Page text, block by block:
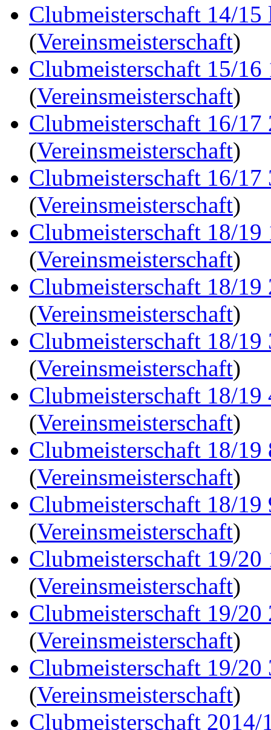
Clubmeisterschaft 14/15
(Vereinsmeisterschaft)
Clubmeisterschaft 15/16
(Vereinsmeisterschaft)
Clubmeisterschaft 16/17
(Vereinsmeisterschaft)
Clubmeisterschaft 16/17
(Vereinsmeisterschaft)
Clubmeisterschaft 18/19
(Vereinsmeisterschaft)
Clubmeisterschaft 18/19
(Vereinsmeisterschaft)
Clubmeisterschaft 18/19
(Vereinsmeisterschaft)
Clubmeisterschaft 18/19
(Vereinsmeisterschaft)
Clubmeisterschaft 18/19
(Vereinsmeisterschaft)
Clubmeisterschaft 18/19
(Vereinsmeisterschaft)
Clubmeisterschaft 19/20
(Vereinsmeisterschaft)
Clubmeisterschaft 19/20
(Vereinsmeisterschaft)
Clubmeisterschaft 19/20
(Vereinsmeisterschaft)
Clubmeisterschaft